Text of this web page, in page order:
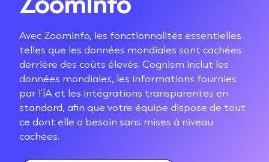
Avec ZoomInfo, les fonctionnalités essentielles
telles que les données mondiales sont cachées
derrière des coûts élevés. Cognism inclut les
données mondiales, les informations fournies
par l'IA et les intégrations transparentes en
standard, afin que votre équipe dispose de tout
ce dont elle a besoin sans mises à niveau
cachées.